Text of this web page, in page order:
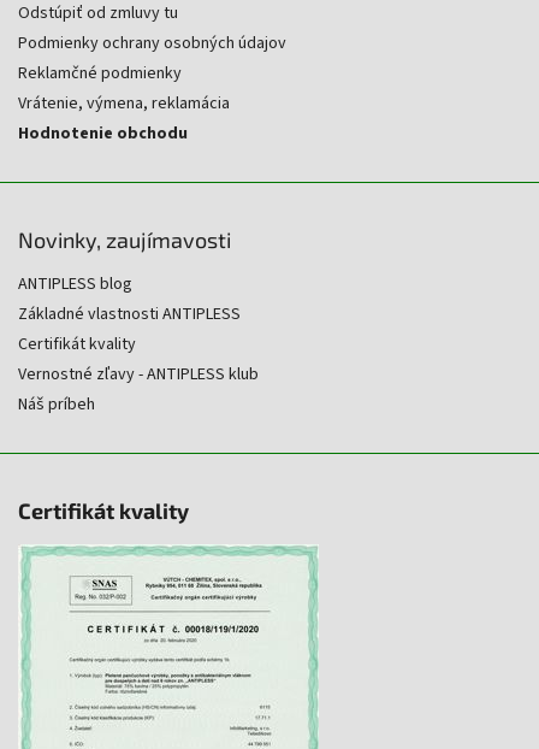
Odstúpiť od zmluvy tu
Podmienky ochrany osobných údajov
Reklamčné podmienky
Vrátenie, výmena, reklamácia
Hodnotenie obchodu
Novinky, zaujímavosti
ANTIPLESS blog
Základné vlastnosti ANTIPLESS
Certifikát kvality
Vernostné zľavy - ANTIPLESS klub
Náš príbeh
Certifikát kvality